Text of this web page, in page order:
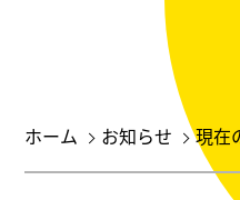
ホーム お知らせ 現在